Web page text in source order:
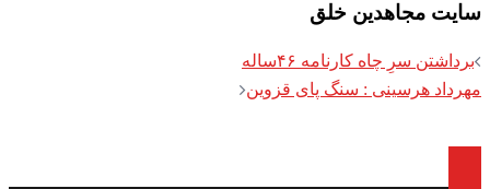
سایت مجاهدین خلق
Post
navigation
برداشتن سرِ چاه کارنامه ۴۶ساله
مهرداد هرسینی : سنگ پای قزوین